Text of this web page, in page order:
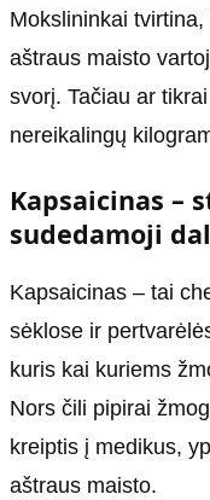
Dirbtinis intelektas
Mokslininkai
aštraus maisto
svorį. Tačiau ar
nereikalingų
Kapsaicinas –
sudedamoji
Kapsaicinas – tai
sėklose ir
kuris kai kuriems
Nors čili pipirai
kreiptis į medikus,
aštraus maisto.